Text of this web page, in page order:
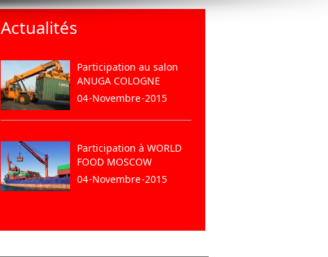
Actualités
Participation au salon
ANUGA COLOGNE
04 Novembre 2015
Participation à WORLD
FOOD MOSCOW
04 Novembre 2015